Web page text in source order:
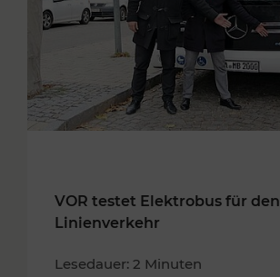
VOR testet Elektrobus für den
Linienverkehr
Lesedauer: 2 Minuten